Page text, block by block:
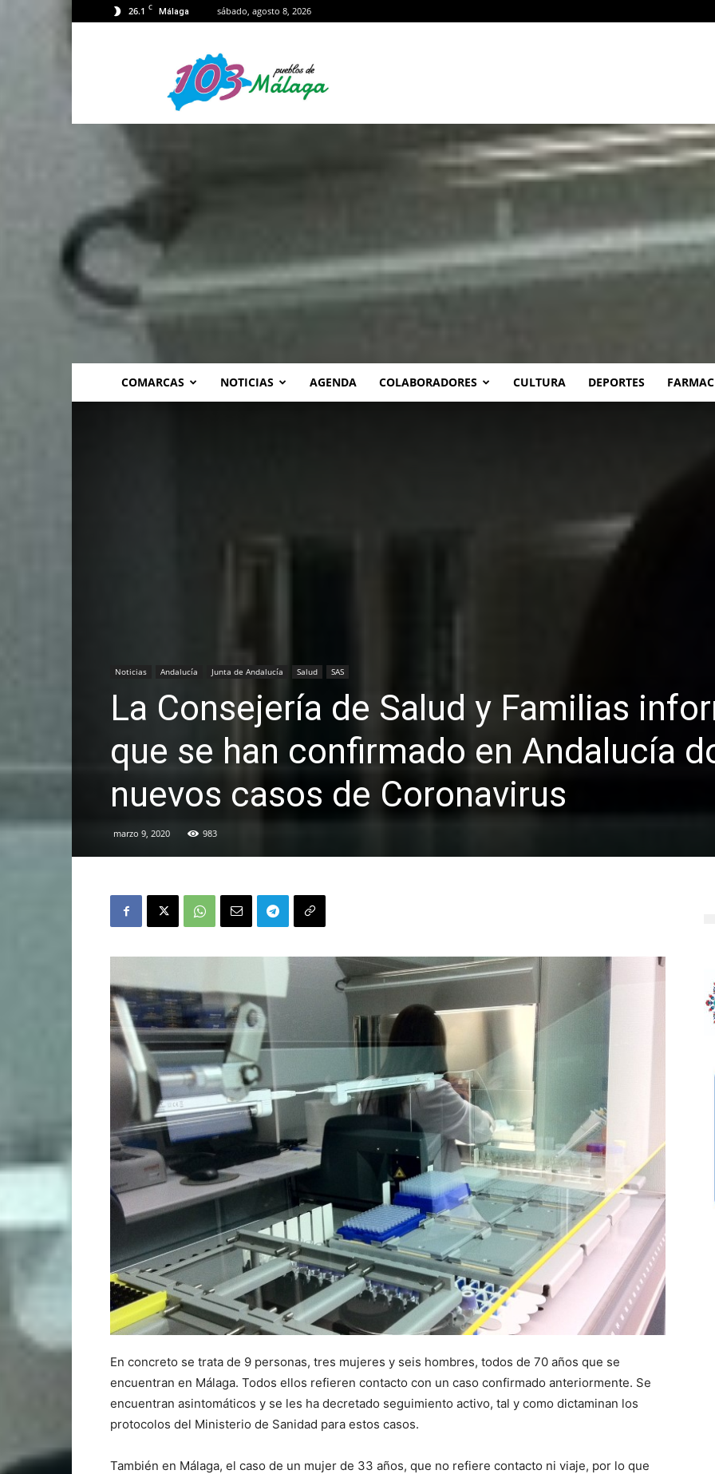
26.1 C Málaga sábado, agosto 8, 2026
Málaga
COMARCAS NOTICIAS AGENDA COLABORADORES CULTURA DEPORTES
Noticias Andalucía Junta de Andalucía Salud SAS
La Consejería de Salud y Familias
que se han confirmado en Andalucía
nuevos casos de Coronavirus
marzo 9, 2020 983
En concreto se trata de 9 personas, tres mujeres y seis hombres, todos de 70 años que se
encuentran en Málaga. Todos ellos refieren contacto con un caso confirmado anteriormente. Se
encuentran asintomáticos y se les ha decretado seguimiento activo, tal y como dictaminan los
protocolos del Ministerio de Sanidad para estos casos.
También en Málaga, el caso de un mujer de 33 años, que no refiere contacto ni viaje, por lo que